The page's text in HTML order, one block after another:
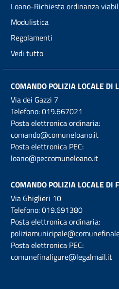
Loano-Richiesta ordinanza
Modulistica
Regolamenti
Vedi tutto
COMANDO POLIZIA LOCALE DI
Via dei Gazzi 7
Telefono:019.667021
Posta elettronica ordinaria:
comando@comuneloano.it
Posta elettronica PEC:
loano@peccomuneloano.it
COMANDO POLIZIA LOCALE DI
Via Ghiglieri 10
Telefono:019.691380
Posta elettronica ordinaria:
Posta elettronica PEC:
comunefinaligure@legalmail.it